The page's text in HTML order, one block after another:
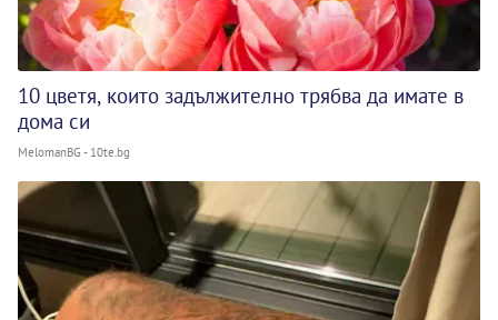
10 цветя, които задължително трябва да имате в
дома си
MelomanBG - 10te.bg